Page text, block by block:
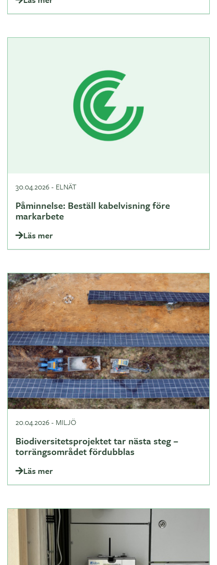
30.04.2026- ELNÄT
Påminnelse: Beställ kabelvisning före
markarbete
Läs mer
20.04.2026- MILJÖ
Biodiversitetsprojektet tar nästa steg –
torrängsområdet fördubblas
Läs mer